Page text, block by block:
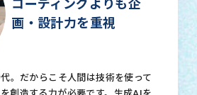
コーディングよりも企
画・設計力を重視
。だからこそ人間は技術を使って